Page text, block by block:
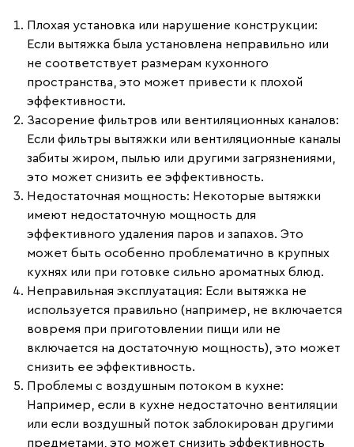
Плохая установка или нарушение конструкции:
Если вытяжка была установлена неправильно или
не соответствует размерам кухонного
пространства, это может привести к плохой
эффективности.
Засорение фильтров или вентиляционных каналов:
Если фильтры вытяжки или вентиляционные каналы
забиты жиром, пылью или другими загрязнениями,
это может снизить ее эффективность.
Недостаточная мощность: Некоторые вытяжки
имеют недостаточную мощность для
эффективного удаления паров и запахов. Это
может быть особенно проблематично в крупных
кухнях или при готовке сильно ароматных блюд.
Неправильная эксплуатация: Если вытяжка не
используется правильно (например, не включается
вовремя при приготовлении пищи или не
включается на достаточную мощность), это может
снизить ее эффективность.
Проблемы с воздушным потоком в кухне:
Например, если в кухне недостаточно вентиляции
или если воздушный поток заблокирован другими
предметами, это может снизить эффективность